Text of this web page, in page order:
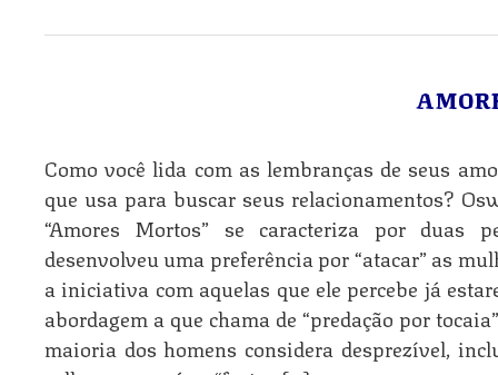
Como você lida com as lembranças de seus
que usa para buscar seus relacionamentos?
“Amores Mortos” se caracteriza por duas
desenvolveu uma preferência por “atacar” as
a iniciativa com aquelas que ele percebe já
abordagem a que chama de “predação por
maioria dos homens considera desprezível,